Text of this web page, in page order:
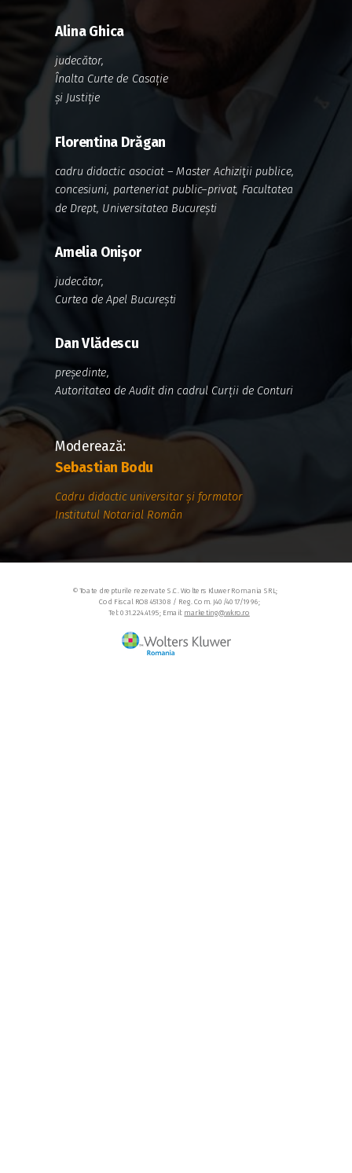
© Toate drepturile rezervate S.C. Wolters Kluwer Romania SRL;
Cod Fiscal RO8451308 / Reg. Com. J40/4017/1996;
Tel: 031.224.41.95; Email: marketing@wkro.ro
Alina Ghica
judecător,
Înalta Curte de Casație
și Justiție
Amelia Onișor
judecător,
Curtea de Apel București
Dan Vlădescu
președinte,
Autoritatea de Audit din cadrul Curții de Conturi
Sebastian Bodu
Cadru didactic universitar și formator
Institutul Notarial Român
Moderează:
Florentina Drăgan
cadru didactic asociat – Master Achiziţii publice,
concesiuni, parteneriat public–privat, Facultatea
de Drept, Universitatea București